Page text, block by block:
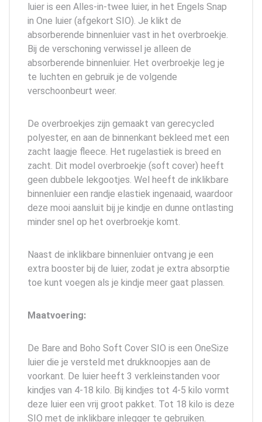
luier is een Alles-in-twee luier, in het Engels Snap
in One luier (afgekort SIO). Je klikt de
absorberende binnenluier vast in het overbroekje.
Bij de verschoning verwissel je alleen de
absorberende binnenluier. Het overbroekje leg je
te luchten en gebruik je de volgende
verschoonbeurt weer.
De overbroekjes zijn gemaakt van gerecycled
polyester, en aan de binnenkant bekleed met een
zacht laagje fleece. Het rugelastiek is breed en
zacht. Dit model overbroekje (soft cover) heeft
geen dubbele lekgootjes. Wel heeft de inklikbare
binnenluier een randje elastiek ingenaaid, waardoor
deze mooi aansluit bij je kindje en dunne ontlasting
minder snel op het overbroekje komt.
Naast de inklikbare binnenluier ontvang je een
extra booster bij de luier, zodat je extra absorptie
toe kunt voegen als je kindje meer gaat plassen.
Maatvoering:
De Bare and Boho Soft Cover SIO is een OneSize
luier die je versteld met drukknoopjes aan de
voorkant. De luier heeft 3 verkleinstanden voor
kindjes van 4-18 kilo. Bij kindjes tot 4-5 kilo vormt
deze luier een vrij groot pakket. Tot 18 kilo is deze
SIO met de inklikbare inlegger te gebruiken.